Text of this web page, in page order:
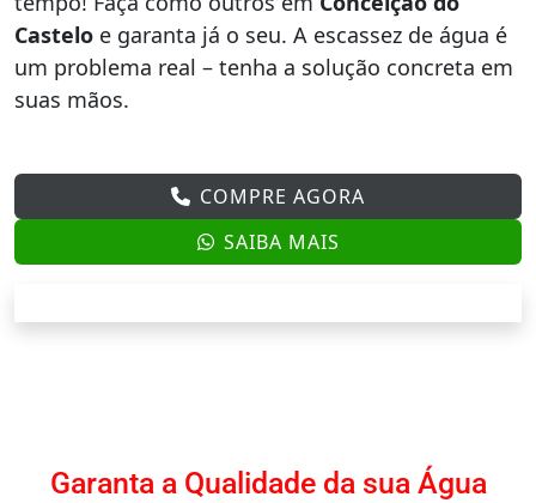
Castelo e garanta já o seu. A escassez de água é
um problema real – tenha a solução concreta em
suas mãos.
COMPRE AGORA
SAIBA MAIS
Garanta a Qualidade da sua Água